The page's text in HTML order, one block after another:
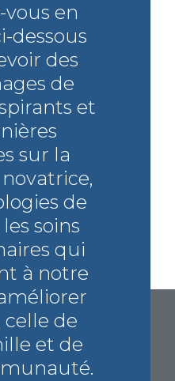
en
dessous
des
de
et
sur la
de
soins
qui
à notre
celle de
et de